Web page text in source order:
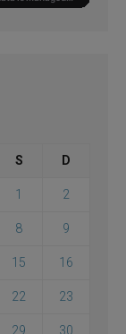
S D
1 2
8 9
15 16
22 23
29 30